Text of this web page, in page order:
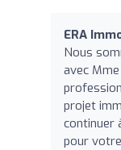
ERA
Nous
avec
projet
continuer
pour